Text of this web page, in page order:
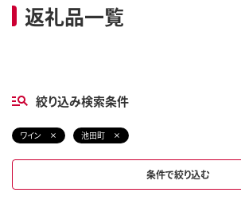
返礼品一覧
絞り込み検索条件
ワイン 池田町
条件で絞り込む